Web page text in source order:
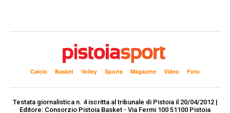
Calcio Basket Volley Sports Magazine Video Foto
Testata giornalistica n. 4 iscritta al tribunale di Pistoia il 20/04/2012 |
Editore: Consorzio Pistoia Basket - Via Fermi 100 51100 Pistoia